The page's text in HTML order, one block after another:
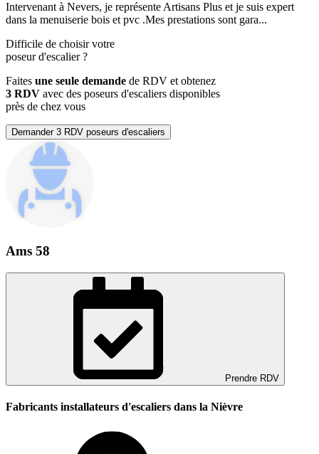
Intervenant à Nevers, je représente Artisans Plus et je suis expert
dans la menuiserie bois et pvc .Mes prestations sont gara...
Difficile de choisir votre
poseur d'escalier?
Faites une seule demande de RDV et obtenez
3 RDV avec des poseurs d'escaliers disponibles
près de chez vous
Demander 3 RDV poseurs d'escaliers
Ams 58
Prendre RDV
Fabricants installateurs d'escaliers dans la Nièvre